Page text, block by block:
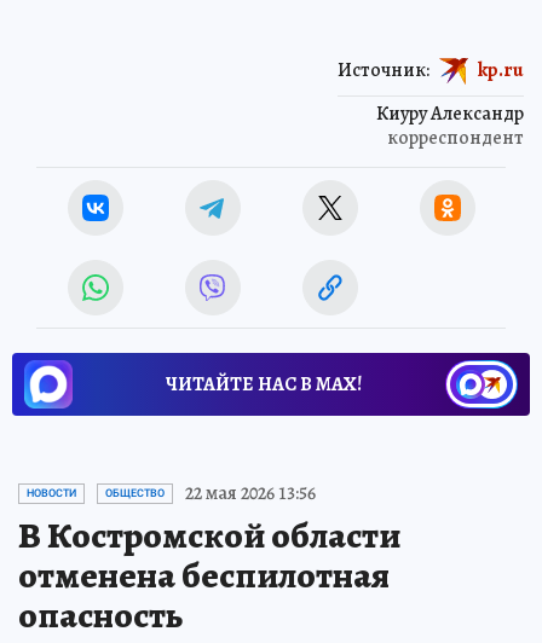
Киуру Александр
корреспондент
Источник: kp.ru
ЧИТАЙТЕ НАС В МАХ!
НОВОСТИ ОБЩЕСТВО 22 мая 2026 13:56
В Костромской области
отменена беспилотная
опасность